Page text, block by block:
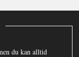
du kan alltid